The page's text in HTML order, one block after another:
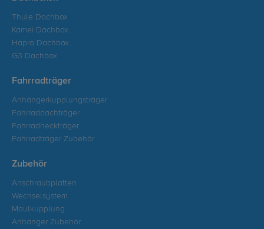
Thule Dachbox
Kamei Dachbox
Hapro Dachbox
G3 Dachbox
Fahrradträger
Anhängerkupplungsträger
Fahrraddachträger
Fahrradheckträger
Fahrradträger Zubehör
Zubehör
Anschraubplatten
Wechselsystem
Maulkupplung
Anhänger Zubehör